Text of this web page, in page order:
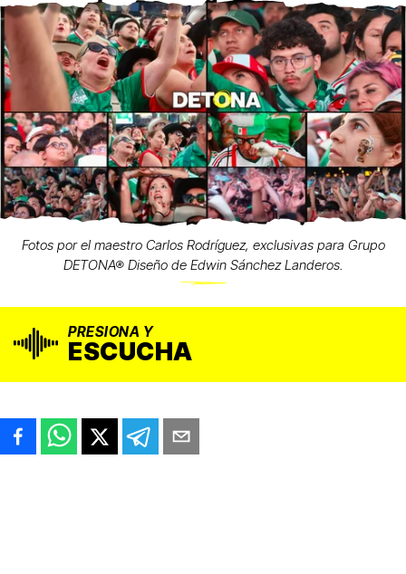
Fotos por el maestro Carlos Rodríguez, exclusivas para Grupo
DETONA® Diseño de Edwin Sánchez Landeros.
PRESIONA Y
ESCUCHA